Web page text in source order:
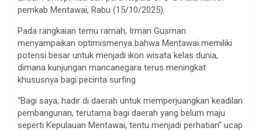
pemkab Mentawai, Rabu (15/10/2025).
Pada rangkaian temu ramah, Irman Gusman
menyampaikan optimismenya bahwa Mentawai memiliki
potensi besar untuk menjadi ikon wisata kelas dunia,
dimana kunjungan mancanegara terus meningkat
khususnya bagi pecinta surfing
“Bagi saya, hadir di daerah untuk memperjuangkan keadilan
pembangunan, terutama bagi daerah yang belum maju
seperti Kepulauan Mentawai, tentu menjadi perhatian” ucap